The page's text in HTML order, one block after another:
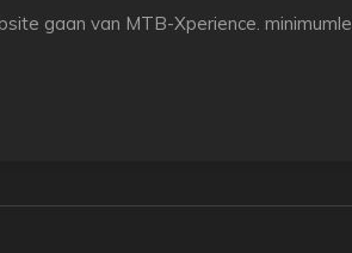
gaan van MTB-Xperience.